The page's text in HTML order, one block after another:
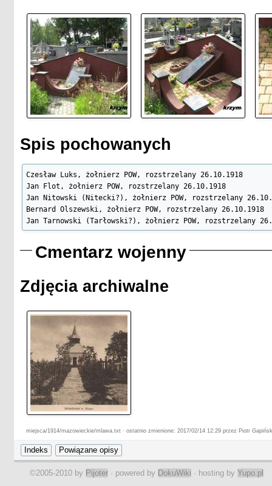
Spis pochowanych
Czesław Luks, żołnierz POW, rozstrzelany 26.10.1918
Jan Flot, żołnierz POW, rozstrzelany 26.10.1918
Jan Nitowski (Nitecki?), żołnierz POW, rozstrzelany
Bernard Olszewski, żołnierz POW, rozstrzelany 26.10.1918
Jan Tarnowski (Tarłowski?), żołnierz POW, rozstrzelany
Cmentarz wojenny
Zdjęcia archiwalne
miejsca/1914/mazowieckie/mlawa.txt · ostatnio zmienione: 2017/02/14 12:29 przez Piotr
©2005-2010 by Pijoter · powered by DokuWiki · hosting by Yupo.pl